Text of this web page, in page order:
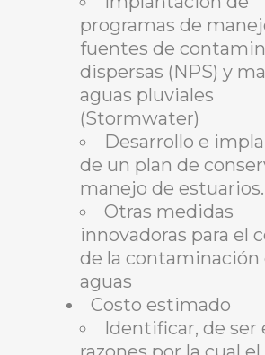
programas de
fuentes de
dispersas (NPS) y
aguas pluviales
(Stormwater)
Desarrollo e
de un plan de
manejo de estuarios.
Otras medidas
innovadoras para el
de la contaminación
aguas
Costo estimado
Identificar, de ser